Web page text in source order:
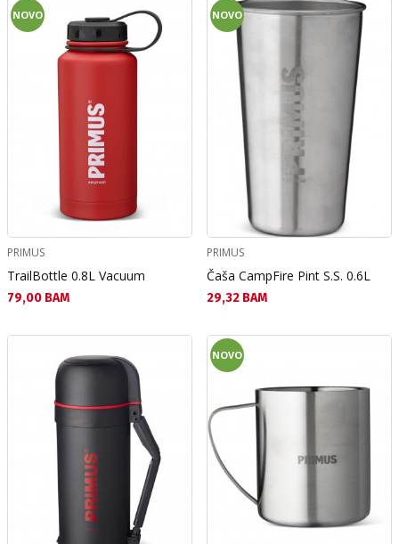
NOVO
PRIMUS
TrailBottle 0.8L Vacuum
Текуща цена:
79,00 BAM
NOVO
PRIMUS
Čaša CampFire Pint S.S. 0.6L
Текуща цена:
29,32 BAM
NOVO